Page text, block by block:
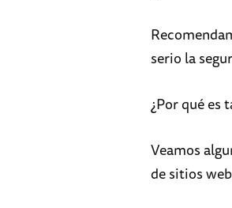
serio la
¿Por qué es
Veamos
de sitios